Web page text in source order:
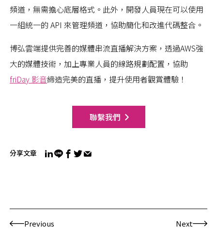
頻道，無需擔心底層格式。此外，開發人員現在可以使用
一組統一的 API 來管理頻道，協助簡化和改進代碼整合。
博弘雲端提供完善的媒體串流直播解決方案，透過AWS強
大的媒體技術，加上專業人員的線路規劃配置，協助
friDay 影音締造完美的直播，提升使用者觀賞體驗！
聯繫我們
分享文章
Previous Next